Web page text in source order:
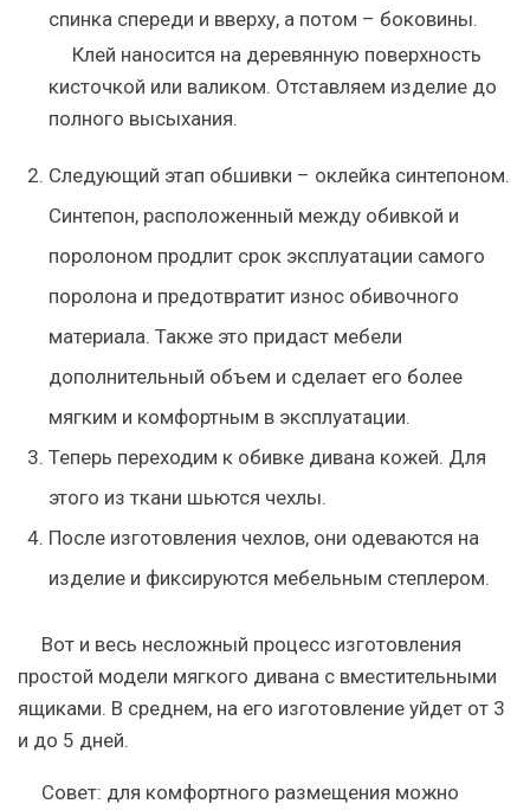
спинка спереди и вверху, а потом – боковины.
Клей наносится на деревянную поверхность
кисточкой или валиком. Отставляем изделие до
полного высыхания.
Следующий этап обшивки – оклейка синтепоном.
Синтепон, расположенный между обивкой и
поролоном продлит срок эксплуатации самого
поролона и предотвратит износ обивочного
материала. Также это придаст мебели
дополнительный объем и сделает его более
мягким и комфортным в эксплуатации.
Теперь переходим к обивке дивана кожей. Для
этого из ткани шьются чехлы.
После изготовления чехлов, они одеваются на
изделие и фиксируются мебельным степлером.
Вот и весь несложный процесс изготовления
простой модели мягкого дивана с вместительными
ящиками. В среднем, на его изготовление уйдет от 3
и до 5 дней.
Совет: для комфортного размещения можно